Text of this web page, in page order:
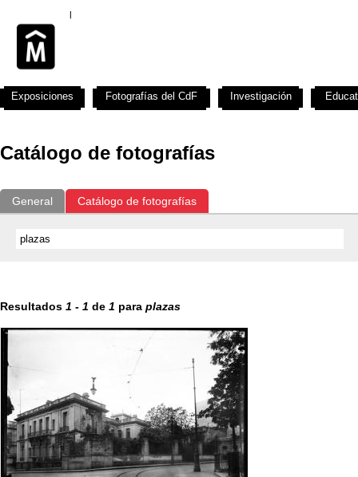
Catálogo de fotografías
General Catálogo de fotografías
Resultados 1 - 1 de 1 para plazas
Exposiciones Fotografías del CdF Investigación